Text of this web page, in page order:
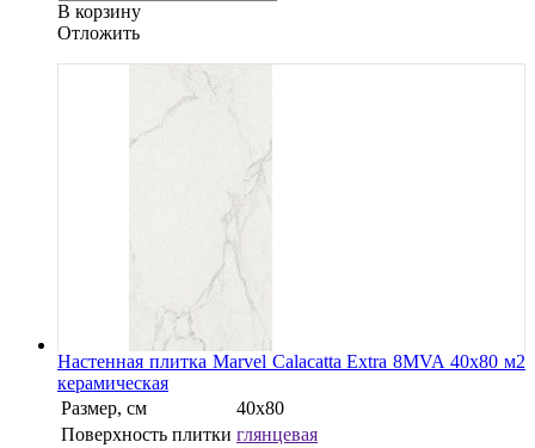
В корзину
Oтложить
Настенная плитка Marvel Calacatta Extra 8MVA 40x80 м2
керамическая
Размер, см
40х80
Поверхность плитки глянцевая